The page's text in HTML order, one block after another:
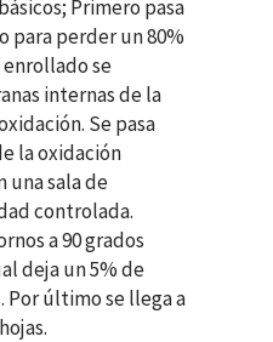
Primero pasa
para perder un 80%
enrollado se
internas de la
Se pasa
la oxidación
una sala de
controlada.
a 90 grados
deja un 5% de
Por último se llega a